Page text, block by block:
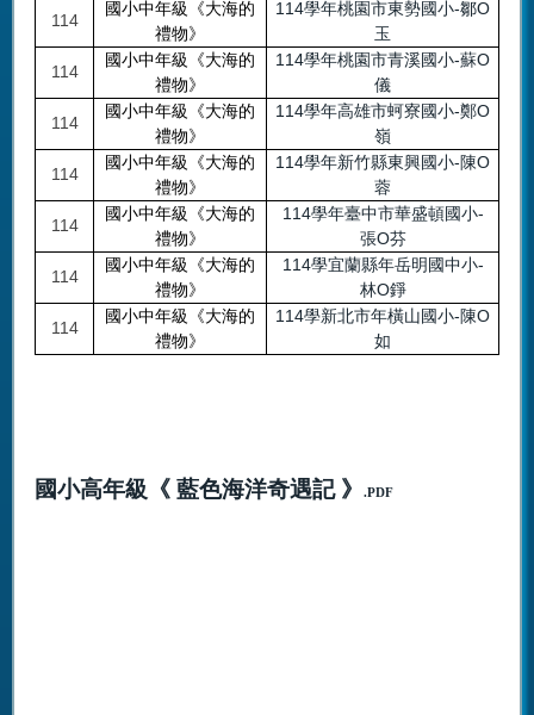
114
國小中年級《大海的
禮物》
114學年桃園市東勢國小-鄒O
玉
114
國小中年級《大海的
禮物》
114學年桃園市青溪國小-蘇O
儀
114
國小中年級《大海的
禮物》
114學年高雄市蚵寮國小-鄭O
嶺
114
國小中年級《大海的
禮物》
114學年新竹縣東興國小-陳O
蓉
114
國小中年級《大海的
禮物》
114學年臺中市華盛頓國小-
張O芬
114
國小中年級《大海的
禮物》
114學宜蘭縣年岳明國中小-
林O錚
114
國小中年級《大海的
禮物》
114學新北市年橫山國小-陳O
如
國小高年級《 藍色海洋奇遇記 》 .PDF